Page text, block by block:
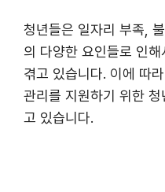
청년들은 일자리 부족,
의 다양한 요인들로 인
겪고 있습니다. 이에 따
관리를 지원하기 위한
고 있습니다.